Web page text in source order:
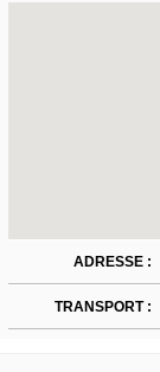
ADRESSE :
TRANSPORT :